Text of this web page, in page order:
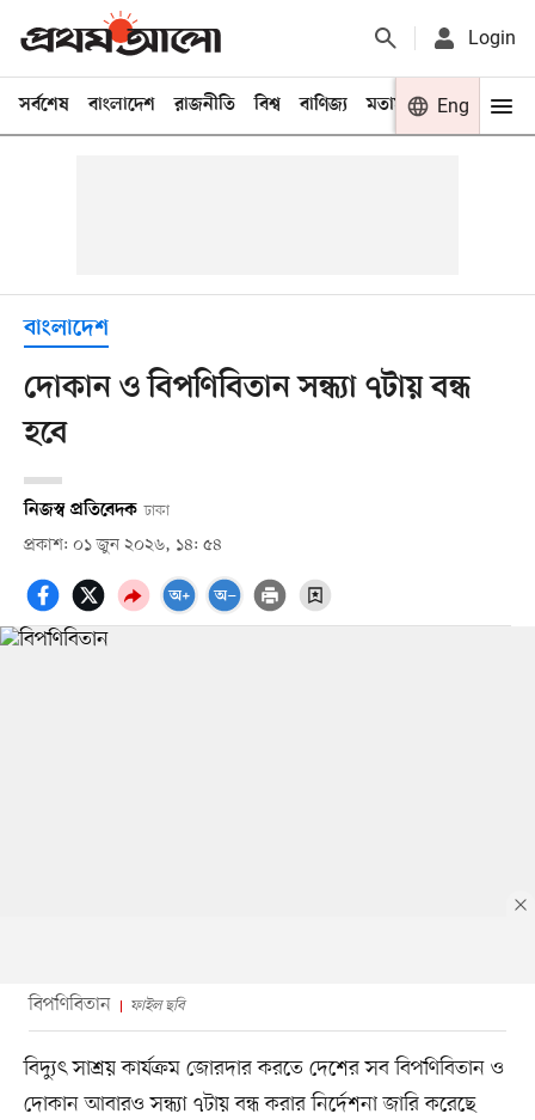
Login
সর্বশেষ বাংলাদেশ রাজনীতি বিশ্ব বাণিজ্য মতামত খেলা
Eng
বাংলাদেশ
দোকান ও বিপণিবিতান সন্ধ্যা ৭টায় বন্ধ
হবে
নিজস্ব প্রতিবেদক ঢাকা
প্রকাশ: ০১ জুন ২০২৬, ১৪: ৫৪
বিপণিবিতান ফাইল ছবি
বিদ্যুৎ সাশ্রয় কার্যক্রম জোরদার করতে দেশের সব বিপণিবিতান ও
দোকান আবারও সন্ধ্যা ৭টায় বন্ধ করার নির্দেশনা জারি করেছে